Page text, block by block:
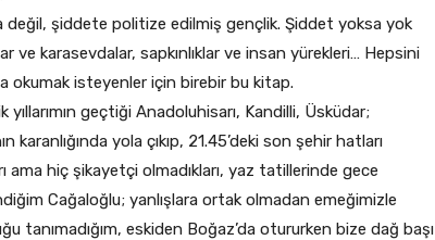
değil, şiddete politize edilmiş gençlik. Şiddet yoksa yok
ve karasevdalar, sapkınlıklar ve insan yürekleri… Hepsini
okumak isteyenler için birebir bu kitap.
geçtiği Anadoluhisarı, Kandilli, Üsküdar;
yola çıkıp, 21.45’deki son şehir hatları
ama hiç şikayetçi olmadıkları, yaz tatillerinde gece
Cağaloğlu; yanlışlara ortak olmadan emeğimizle
tanımadığım, eskiden Boğaz’da otururken bize dağ başı